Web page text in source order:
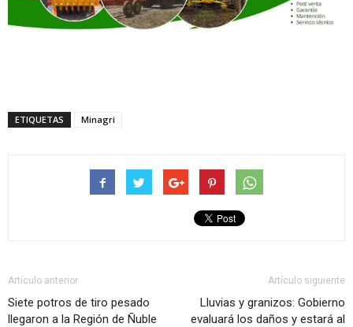
ETIQUETAS Minagri
Artículo anterior
Siete potros de tiro pesado
llegaron a la Región de Ñuble
Artículo siguiente
Lluvias y granizos: Gobierno
evaluará los daños y estará al